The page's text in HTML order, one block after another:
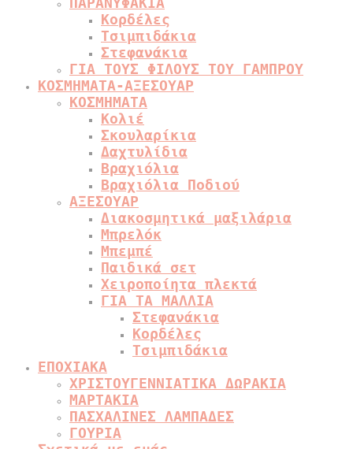
Κορδέλες
Τσιμπιδάκια
Στεφανάκια
ΓΙΑ ΤΟΥΣ ΦΙΛΟΥΣ ΤΟΥ ΓΑΜΠΡΟΥ
ΚΟΣΜΗΜΑΤΑ-ΑΞΕΣΟΥΑΡ
ΚΟΣΜΗΜΑΤΑ
Κολιέ
Σκουλαρίκια
Δαχτυλίδια
Βραχιόλια
Βραχιόλια Ποδιού
ΑΞΕΣΟΥΑΡ
Διακοσμητικά μαξιλάρια
Μπρελόκ
Μπεμπέ
Παιδικά σετ
Χειροποίητα πλεκτά
ΓΙΑ ΤΑ ΜΑΛΛΙΑ
Στεφανάκια
Κορδέλες
Τσιμπιδάκια
ΕΠΟΧΙΑΚΑ
ΧΡΙΣΤΟΥΓΕΝΝΙΑΤΙΚΑ ΔΩΡΑΚΙΑ
ΜΑΡΤΑΚΙΑ
ΠΑΣΧΑΛΙΝΕΣ ΛΑΜΠΑΔΕΣ
ΓΟΥΡΙΑ